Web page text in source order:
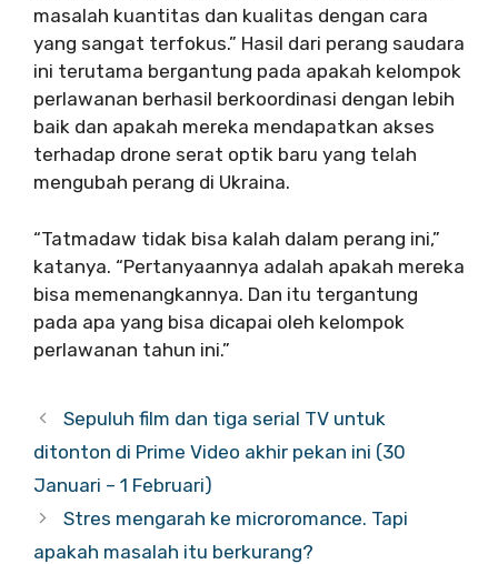
masalah kuantitas dan kualitas dengan cara
yang sangat terfokus.” Hasil dari perang saudara
ini terutama bergantung pada apakah kelompok
perlawanan berhasil berkoordinasi dengan lebih
baik dan apakah mereka mendapatkan akses
terhadap drone serat optik baru yang telah
mengubah perang di Ukraina.
“Tatmadaw tidak bisa kalah dalam perang ini,”
katanya. “Pertanyaannya adalah apakah mereka
bisa memenangkannya. Dan itu tergantung
pada apa yang bisa dicapai oleh kelompok
perlawanan tahun ini.”
Sepuluh film dan tiga serial TV untuk
ditonton di Prime Video akhir pekan ini (30
Januari – 1 Februari)
Stres mengarah ke microromance. Tapi
apakah masalah itu berkurang?